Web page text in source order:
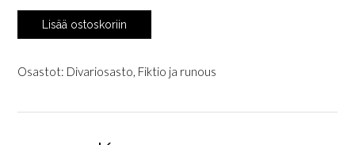
Laclos,
Choderlos
Vaarallisia
Lisää ostoskoriin
Osastot: Divariosasto, Fiktio ja runous